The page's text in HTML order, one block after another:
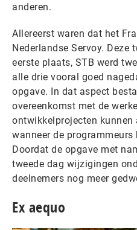
anderen.
Allereerst waren dat het
Nederlandse Servoy. Deze
eerste plaats, STB werd
alle drie vooral goed
opgave. In dat aspect
overeenkomst met de
ontwikkelprojecten kunnen
wanneer de
Doordat de opgave met
tweede dag wijzigingen
deelnemers nog meer
Ex aequo